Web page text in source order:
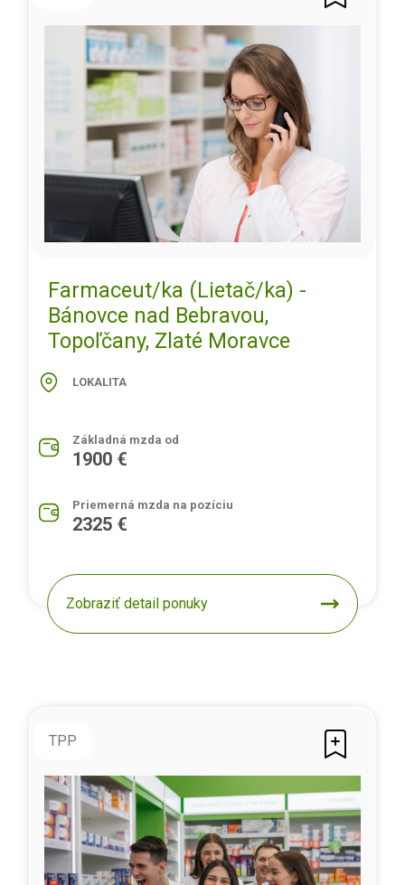
Farmaceut/ka (Lietač/ka) -
Bánovce nad Bebravou,
Topoľčany, Zlaté Moravce
LOKALITA
Základná mzda od
1900 €
Priemerná mzda na pozíciu
2325 €
Zobraziť detail ponuky
TPP